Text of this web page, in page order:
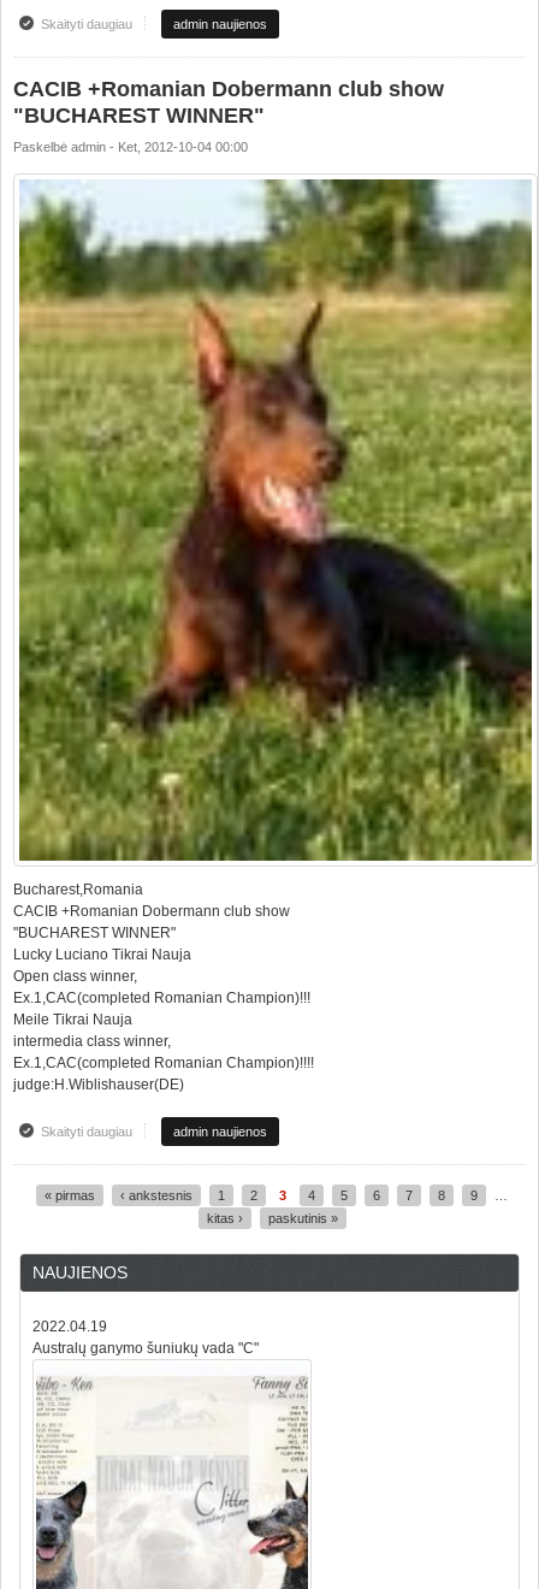
Skaityti daugiauapie EURODOG SHOW 2012
admin naujienos
CACIB +Romanian Dobermann club show
"BUCHAREST WINNER"
Paskelbė admin - Ket, 2012-10-04 00:00
Bucharest,Romania
CACIB +Romanian Dobermann club show
"BUCHAREST WINNER"
Lucky Luciano Tikrai Nauja
Open class winner,
Ex.1,CAC(completed Romanian Champion)!!!
Meile Tikrai Nauja
intermedia class winner,
Ex.1,CAC(completed Romanian Champion)!!!!
judge:H.Wiblishauser(DE)
Skaityti daugiauapie CACIB +Romanian Dobermann club show "BUCHAREST
admin naujienos
« pirmas ‹ ankstesnis 1 2 3 4 5 6 7 8 9
kitas ›
paskutinis »
NAUJIENOS
2022.04.19
Australų ganymo šuniukų vada "C"